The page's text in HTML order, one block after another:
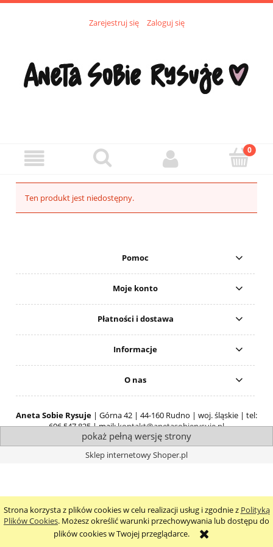
Strona korzysta z plików cookies w celu realizacji usług i zgodnie z Polityką
Plików Cookies. Możesz określić warunki przechowywania lub dostępu do
plików cookies w Twojej przeglądarce.
Zarejestruj się Zaloguj się
Ten produkt jest niedostępny.
Pomoc
Moje konto
Płatności i dostawa
Informacje
O nas
Aneta Sobie Rysuje | Górna 42 | 44-160 Rudno | woj. śląskie | tel:
606 547 825 | mail:kontakt@anetasobierysuje.pl
pokaż pełną wersję strony
Sklep internetowy Shoper.pl